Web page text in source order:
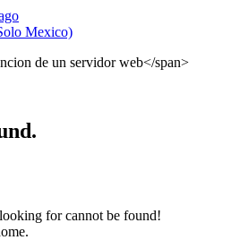
Mexico)
de un servidor web</span>
for cannot be found!